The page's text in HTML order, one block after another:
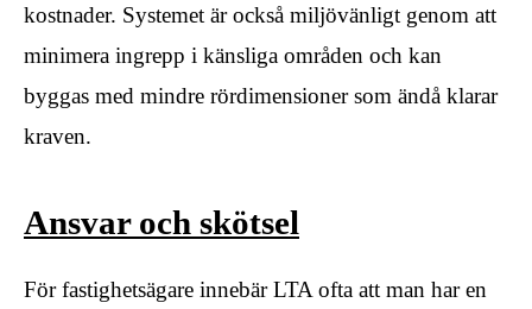
kostnader. Systemet är också miljövänligt genom att
minimera ingrepp i känsliga områden och kan
byggas med mindre rördimensioner som ändå klarar
kraven.
Ansvar och skötsel
För fastighetsägare innebär LTA ofta att man har en